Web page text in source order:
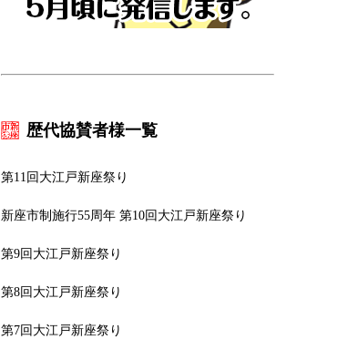
歴代協賛者様一覧
第11回大江戸新座祭り
新座市制施行55周年 第10回大江戸新座祭り
第9回大江戸新座祭り
第8回大江戸新座祭り
第7回大江戸新座祭り